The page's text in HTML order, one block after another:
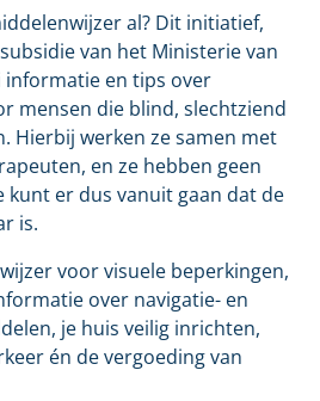
al? Dit initiatief,
van het Ministerie van
informatie en tips over
mensen die blind, slechtziend
Hierbij werken ze samen met
en ze hebben geen
kunt er dus vanuit gaan dat de
is.
voor visuele beperkingen,
over navigatie- en
je huis veilig inrichten,
én de vergoeding van